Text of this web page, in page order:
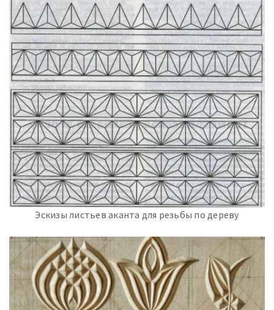
Эскизы листьев аканта для резьбы по дереву